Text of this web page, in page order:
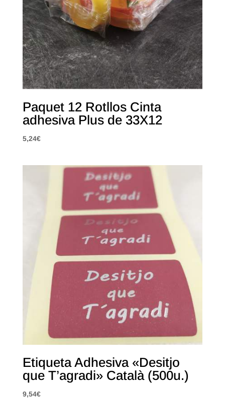
Paquet 12 Rotllos Cinta
adhesiva Plus de 33X12
5,24€
Etiqueta Adhesiva «Desitjo
que T’agradi» Català (500u.)
9,54€